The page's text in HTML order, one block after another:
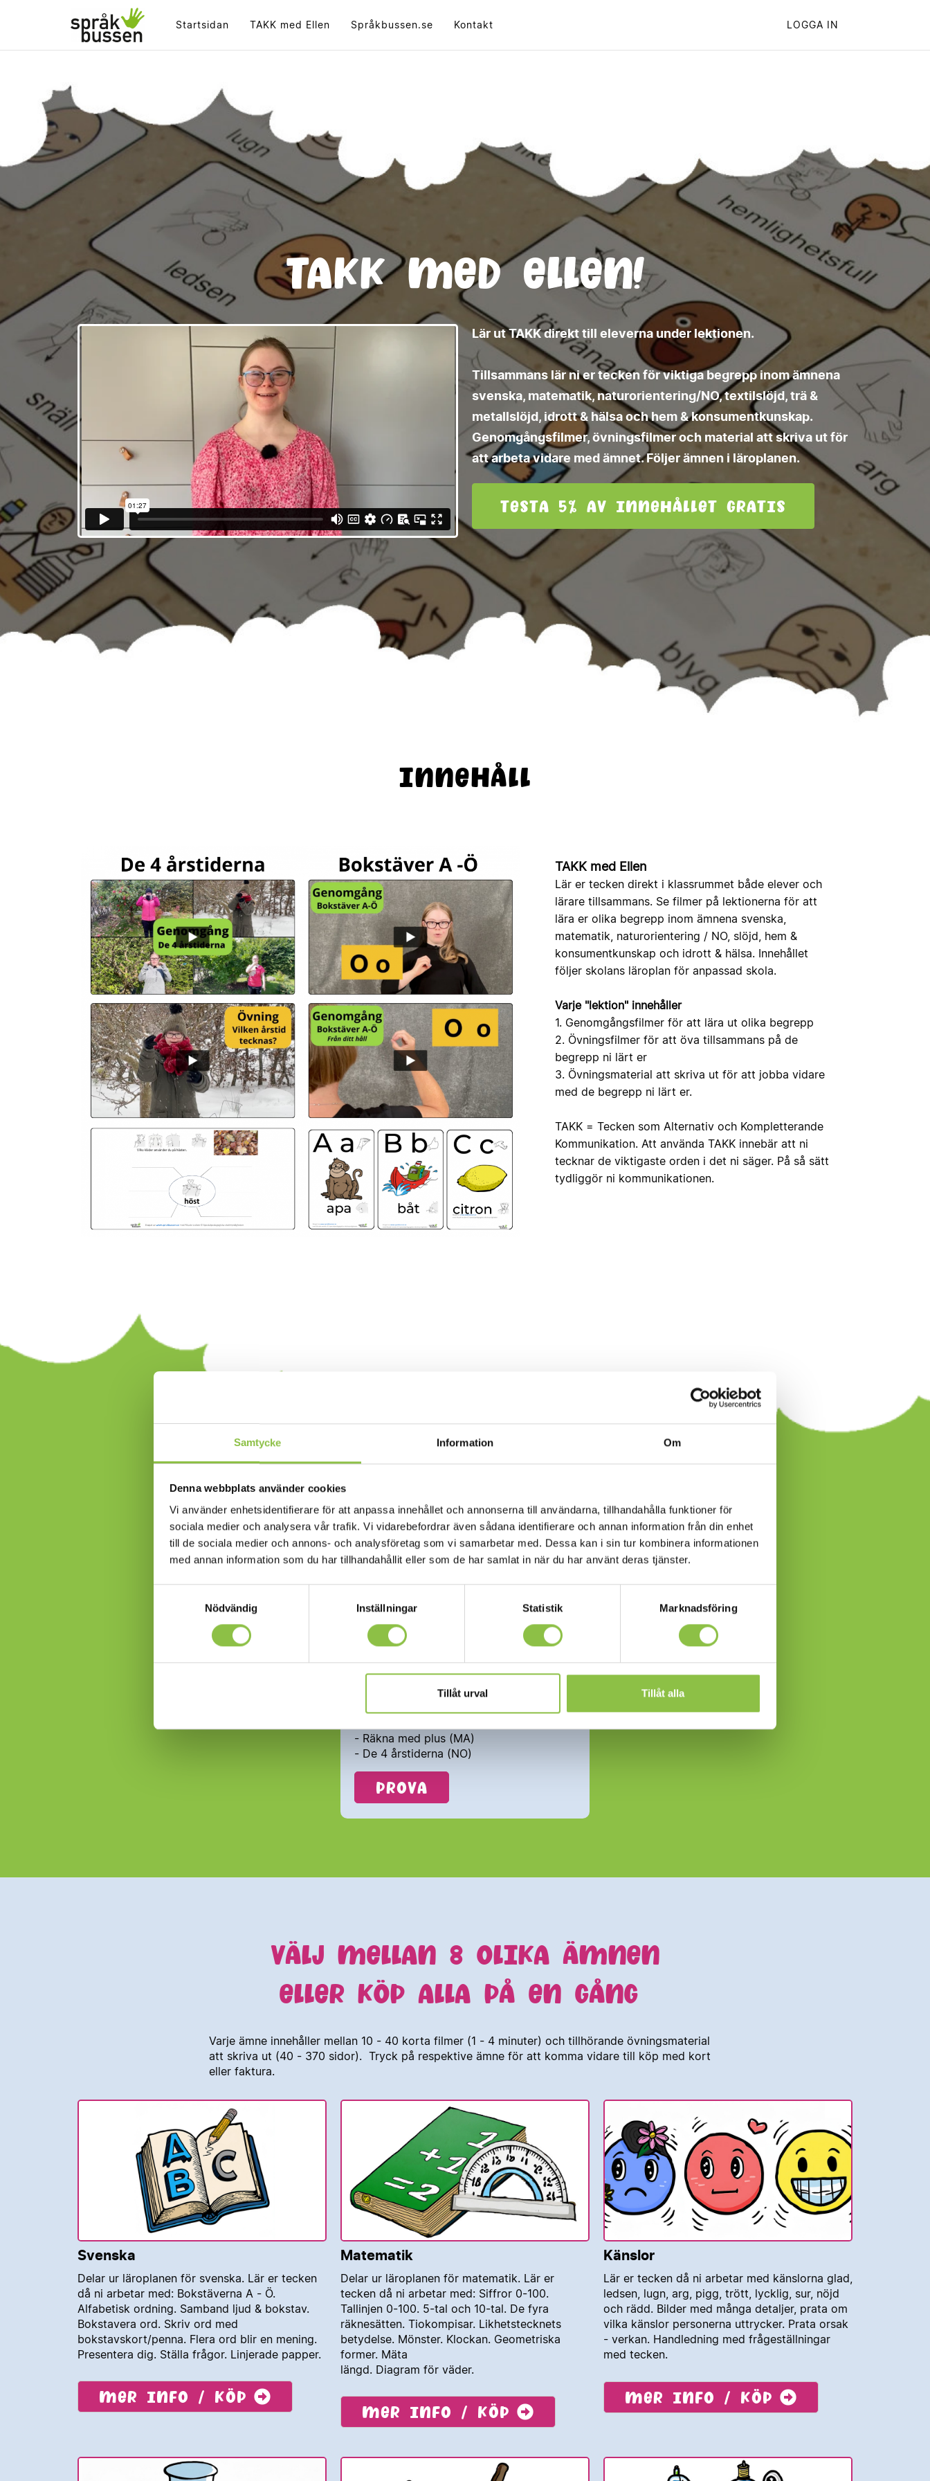
Samtycke Information Om
Denna webbplats använder cookies
Vi använder enhetsidentifierare för att anpassa innehållet och annonserna till användarna, tillhandahålla funktioner för
sociala medier och analysera vår trafik. Vi vidarebefordrar även sådana identifierare och annan information från din enhet
till de sociala medier och annons- och analysföretag som vi samarbetar med. Dessa kan i sin tur kombinera informationen
med annan information som du har tillhandahållit eller som de har samlat in när du har använt deras tjänster.
Nödvändig
Inställningar Statistik Marknadsföring
Tillåt urval Tillåt alla
Startsidan TAKK med Ellen Språkbussen.se Kontakt LOGGA IN
TAKK med Ellen!
Lär ut TAKK direkt till eleverna under lektionen.
Tillsammans lär ni er tecken för viktiga begrepp inom ämnena
svenska, matematik, naturorientering/NO, textilslöjd, trä &
metallslöjd, idrott & hälsa och hem & konsumentkunskap.
Genomgångsfilmer, övningsfilmer och material att skriva ut för
att arbeta vidare med ämnet. Följer ämnen i läroplanen.
Testa 5% av innehållet gratis
Innehåll
TAKK med Ellen
Lär er tecken direkt i klassrummet både elever och
lärare tillsammans. Se filmer på lektionerna för att
lära er olika begrepp inom ämnena svenska,
matematik, naturorientering / NO, slöjd, hem &
konsumentkunskap och idrott & hälsa. Innehållet
följer skolans läroplan för anpassad skola.
Varje "lektion" innehåller
1. Genomgångsfilmer för att lära ut olika begrepp
2. Övningsfilmer för att öva tillsammans på de
begrepp ni lärt er
3. Övningsmaterial att skriva ut för att jobba vidare
med de begrepp ni lärt er.
TAKK = Tecken som Alternativ och Kompletterande
Kommunikation. Att använda TAKK innebär att ni
tecknar de viktigaste orden i det ni säger. På så sätt
tydliggör ni kommunikationen.
Prova TAKK med Ellen - Gratis!
TAKK med Ellen - Gratislektioner
- Räkna med plus (MA)
- De 4 årstiderna (NO)
Prova
VÄLJ MELLAN 8 OLIKA ÄMNEN
ELLER KÖP ALLA PÅ EN GÅNG
Varje ämne innehåller mellan 10 - 40 korta filmer (1 - 4 minuter) och tillhörande övningsmaterial
att skriva ut (40 - 370 sidor). Tryck på respektive ämne för att komma vidare till köp med kort
eller faktura.
Svenska
Delar ur läroplanen för svenska. Lär er tecken
då ni arbetar med: Bokstäverna A - Ö.
Alfabetisk ordning. Samband ljud & bokstav.
Bokstavera ord. Skriv ord med
bokstavskort/penna. Flera ord blir en mening.
Presentera dig. Ställa frågor. Linjerade papper.
Mer info / köp
Matematik
Delar ur läroplanen för matematik. Lär er
tecken då ni arbetar med: Siffror 0-100.
Tallinjen 0-100. 5-tal och 10-tal. De fyra
räknesätten. Tiokompisar. Likhetstecknets
betydelse. Mönster. Klockan. Geometriska
former. Mäta
längd. Diagram för väder.
Mer info / köp
Känslor
Lär er tecken då ni arbetar med känslorna glad,
ledsen, lugn, arg, pigg, trött, lycklig, sur, nöjd
och rädd. Bilder med många detaljer, prata om
vilka känslor personerna uttrycker. Prata orsak
- verkan. Handledning med frågeställningar
med tecken.
Mer info / köp